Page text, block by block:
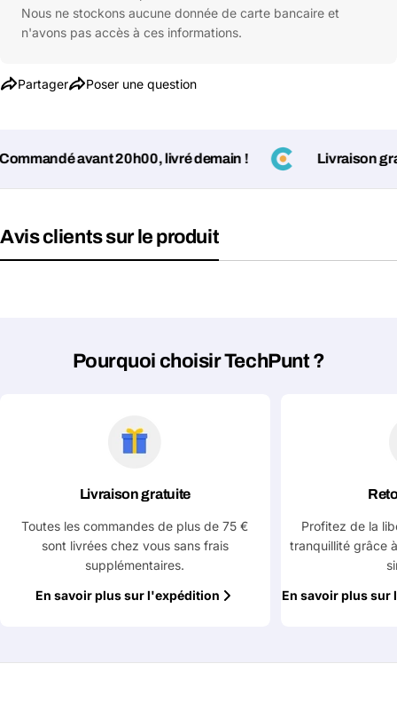
Nous ne stockons aucune donnée de carte bancaire et
n'avons pas accès à ces informations.
Partager
Partager ce produit
Poser une question
email
Votre
message
Envoyer la question
avant 20h00, livré demain ! Livraison
Avis clients sur le produit
Pourquoi choisir TechPunt ?
Livraison gratuite
Toutes les commandes de plus de 75 €
sont livrées chez vous sans frais
supplémentaires.
En savoir plus sur l'expédition
Profitez de la
tranquillité grâce
En savoir plus sur